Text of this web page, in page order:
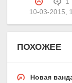
1
10-03-2015,
ПОХОЖЕЕ
Новая